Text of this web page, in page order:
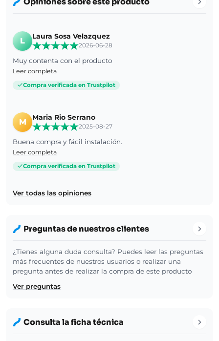
L
Laura Sosa Velazquez
2026-06-28
Muy contenta con el producto
Leer completa
Compra verificada en Trustpilot
M
Maria Rio Serrano
2025-08-27
Buena compra y fácil instalación.
Leer completa
Compra verificada en Trustpilot
Ver todas las opiniones
Preguntas de nuestros clientes
¿Tienes alguna duda consulta? Puedes leer las preguntas
más frecuentes de nuestros usuarios o realizar una
pregunta antes de realizar la compra de este producto
Ver preguntas
Consulta la ficha técnica